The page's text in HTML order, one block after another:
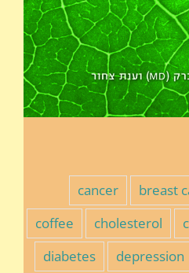
breast
cancer
cholesterol
coffee
depression
diabetes